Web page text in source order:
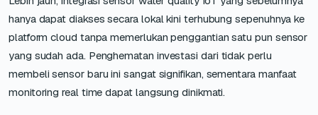
hanya dapat diakses secara lokal kini terhubung sepenuhnya ke
platform cloud tanpa memerlukan penggantian satu pun sensor
yang sudah ada. Penghematan investasi dari tidak perlu
membeli sensor baru ini sangat signifikan, sementara manfaat
monitoring real time dapat langsung dinikmati.